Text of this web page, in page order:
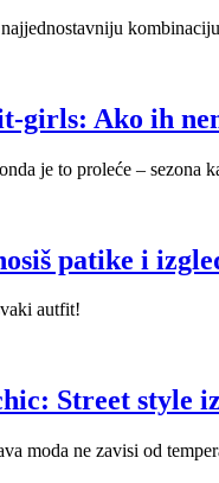
girls: Ako ih
je to proleće – sezona
patike i
autfit!
Street style
moda ne zavisi od